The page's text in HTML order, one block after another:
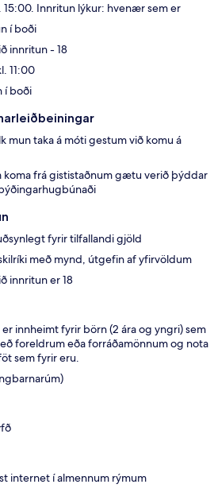
15:00. Innritun lýkur: hvenær sem er
í boði
innritun - 18
11:00
í boði
mun taka á móti gestum við komu á
koma frá gististaðnum gætu verið þýddar
fyrir tilfallandi gjöld
með mynd, útgefin af yfirvöldum
innritun er 18
innheimt fyrir börn (2 ára og yngri) sem
foreldrum eða forráðamönnum og nota
sem fyrir eru.
internet í almennum rýmum